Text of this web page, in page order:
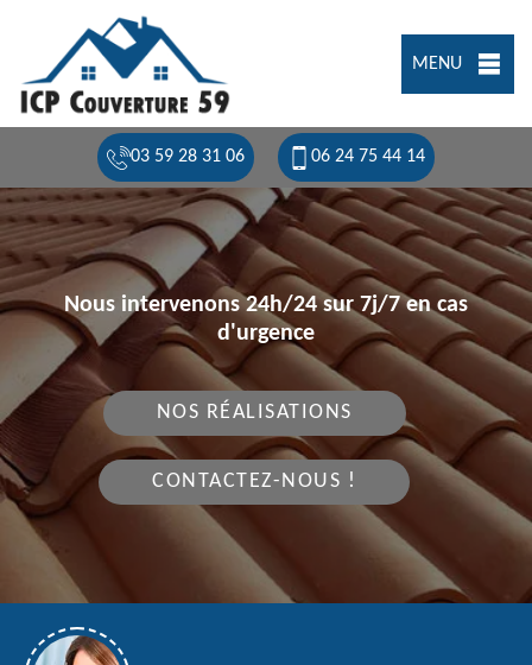
MENU
03 59 28 31 06 06 24 75 44 14
Nous intervenons 24h/24 sur 7j/7 en cas
d'urgence
NOS RÉALISATIONS
CONTACTEZ-NOUS !